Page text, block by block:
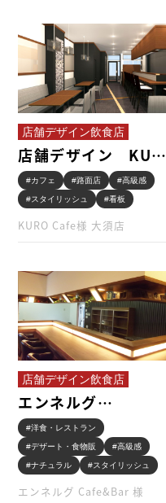
店舗デザイン飲食店
店舗デザイン KURO
Cafe様 …
#カフェ #路面店 #高級感
#スタイリッシュ #看板
KURO Cafe様 大須店
店舗デザイン飲食店
エンネルグ
Cafe&Bar 様 …
#洋食・レストラン
#デザート・食物販 #高級感
#ナチュラル #スタイリッシュ
エンネルグ Cafe&Bar 様